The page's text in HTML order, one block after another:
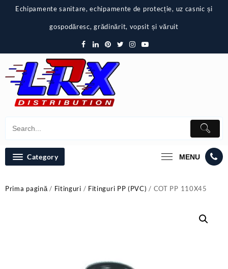
Echipamente sanitare, echipamente de protecție, uz casnic și
gospodăresc, grădinărit, vopsit și văruit
Category MENU
Prima pagină/ Fitinguri / Fitinguri PP (PVC) / COT PP 110X45